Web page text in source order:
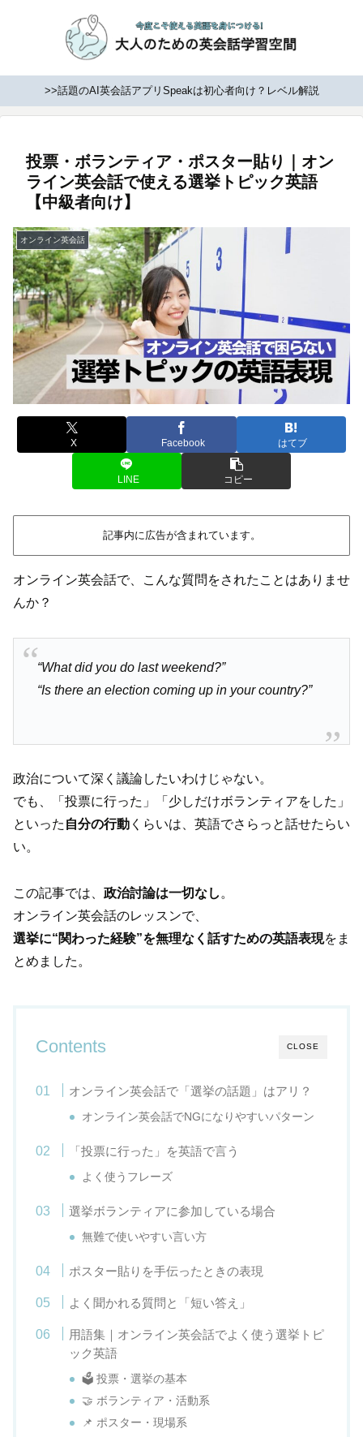
>>話題のAI英会話アプリSpeakは初心者向け？レベル解説
投票・ボランティア・ポスター貼り｜オン
ライン英会話で使える選挙トピック英語
【中級者向け】
オンライン英会話
X Facebook はてブ
LINE コピー
記事内に広告が含まれています。
オンライン英会話で、こんな質問をされたことはありませ
んか？
“What did you do last weekend?”
“Is there an election coming up in your country?”
政治について深く議論したいわけじゃない。
でも、「投票に行った」「少しだけボランティアをした」
といった 自分の行動 くらいは、英語でさらっと話せたらい
い。
この記事では、 政治討論は一切なし 。
オンライン英会話のレッスンで、
選挙に“関わった経験”を無理なく話すための英語表現をま
とめました。
CLOSE
Contents
オンライン英会話で「選挙の話題」はアリ？
オンライン英会話でNGになりやすいパターン
「投票に行った」を英語で言う
よく使うフレーズ
選挙ボランティアに参加している場合
無難で使いやすい言い方
ポスター貼りを手伝ったときの表現
よく聞かれる質問と「短い答え」
用語集｜オンライン英会話でよく使う選挙トピ
ック英語
🗳️ 投票・選挙の基本
🤝 ボランティア・活動系
📌 ポスター・現場系